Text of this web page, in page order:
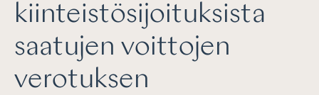
kiinteistösijoituksista
saatujen voittojen
verotuksen